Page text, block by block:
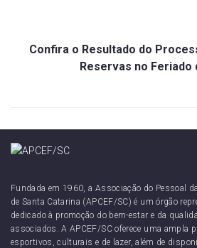
Confira o Resultado do
Reservas no Feriado
Fundada em 1960, a Associação do Pessoal
de Santa Catarina (APCEF/SC) é um órgão
dedicado à promoção do bem-estar e da
associados. A APCEF/SC oferece uma ampla
esportivos, culturais e de lazer, além de